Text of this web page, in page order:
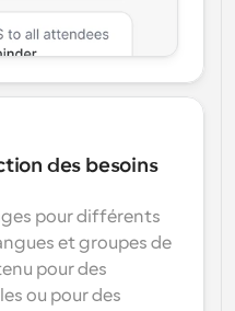
des besoins
pour différents
et groupes de
pour des
ou pour des